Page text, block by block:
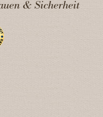
& Sicherheit